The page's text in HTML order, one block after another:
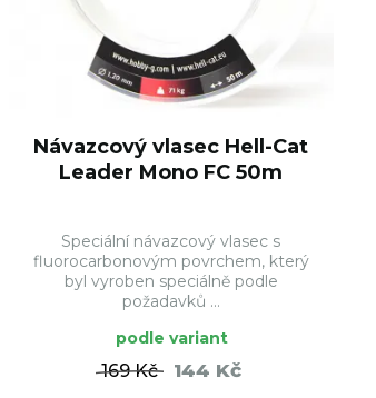
Návazcový vlasec Hell-Cat
Leader Mono FC 50m
Speciální návazcový vlasec s
fluorocarbonovým povrchem, který
byl vyroben speciálně podle
požadavků ...
podle variant
169 Kč 144 Kč